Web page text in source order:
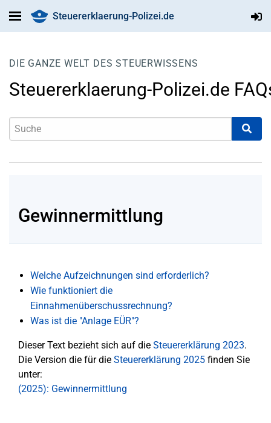
Steuererklaerung-Polizei.de
DIE GANZE WELT DES STEUERWISSENS
Steuererklaerung-Polizei.de
Gewinnermittlung
Welche Aufzeichnungen sind erforderlich?
Wie funktioniert die
Einnahmenüberschussrechnung?
Was ist die "Anlage EÜR"?
Dieser Text bezieht sich auf die Steuererklärung 2023.
Die Version die für die Steuererklärung 2025 finden Sie
unter:
(2025): Gewinnermittlung